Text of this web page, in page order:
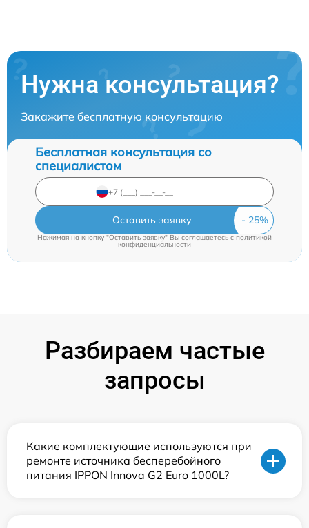
Нужна консультация?
Закажите бесплатную консультацию
Бесплатная консультация со
специалистом
Оставить заявку
Нажимая на кнопку "Оставить заявку" Вы соглашаетесь cполитикой
конфиденциальности
Разбираем частые
запросы
Какие комплектующие используются при
ремонте источника бесперебойного
питания IPPON Innova G2 Euro 1000L?